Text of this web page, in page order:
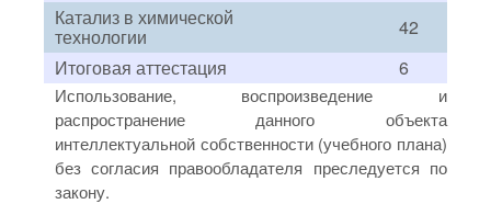
Катализ в химической
технологии
42
Итоговая аттестация
6
Использование, воспроизведение и
распространение данного объекта
интеллектуальной собственности (учебного плана)
без согласия правообладателя преследуется по
закону.